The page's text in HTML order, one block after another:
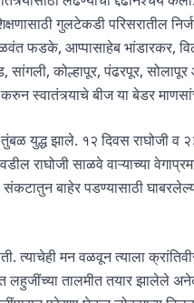
गुलटेकडी परिसरातील
फडके, आप्पासाहेब भांडारकर,
सांगली, कोल्हापूर, पंढरपूर,
स्वातंत्र्याचे बीज या बेडर
युद्ध झाले. १२ दिवस राघोजी व
राघोजी साळवे वाऱ्याच्या
बाहेर पडण्यासाठी
त्याचेही मन वळवून त्याला
तालमीत तयार झालेले